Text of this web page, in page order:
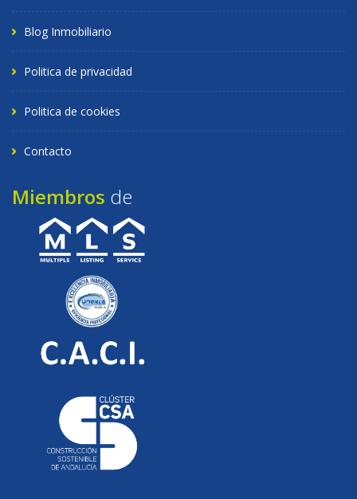
Blog Inmobiliario
Politica de privacidad
Politica de cookies
Contacto
Miembros de